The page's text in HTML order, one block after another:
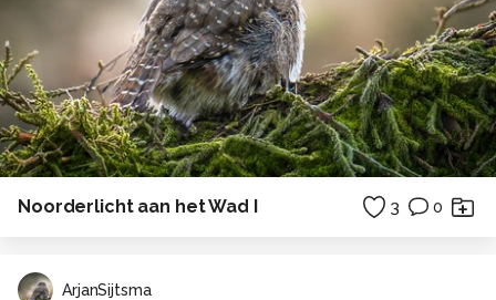
Noorderlicht aan het Wad I 3 0
ArjanSijtsma